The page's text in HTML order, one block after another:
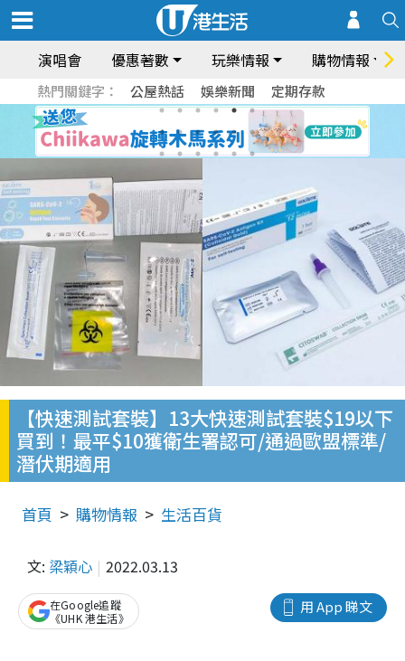
演唱會 優惠著數 玩樂情報 購物情報
熱門關鍵字： 公屋熱話 娛樂新聞 定期存款
【快速測試套裝】13大快速測試套裝$19以下
買到！最平$10獲衛生署認可/通過歐盟標準/
潛伏期適用
首頁 購物情報 生活百貨
文: 梁穎心 2022.03.13
用 App 睇文
在Google追蹤
《UHK 港生活》